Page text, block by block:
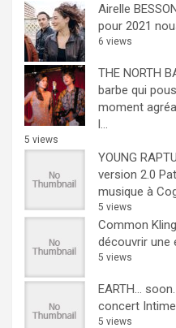
Airelle
pour 2021
6 views
THE NORTH
barbe qui
moment
l...
5 views
YOUNG
version 2.0
musique à
5 views
Common
découvrir une
5 views
EARTH… soon.
concert
5 views